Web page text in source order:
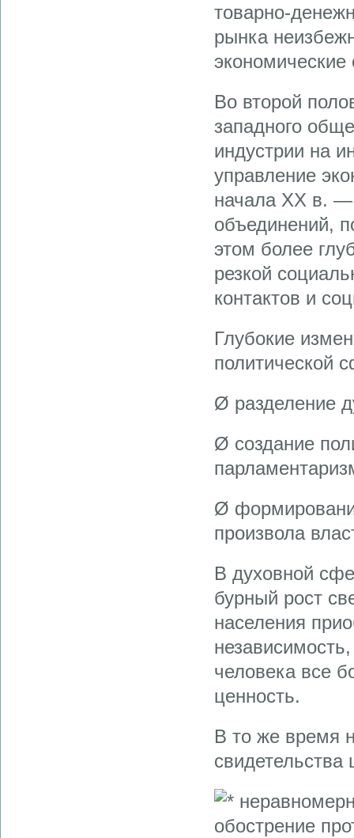
товарно-
рынка
Во второй
западного
индустрии на
управление
начала XX в. —
объединений,
этом более
резкой
контактов и
Глубокие
политической
Ø разделение
Ø создание
Ø
произвола
В духовной
бурный рост
населения
человека все
ценность.
В то же время
свидетельства
обострение